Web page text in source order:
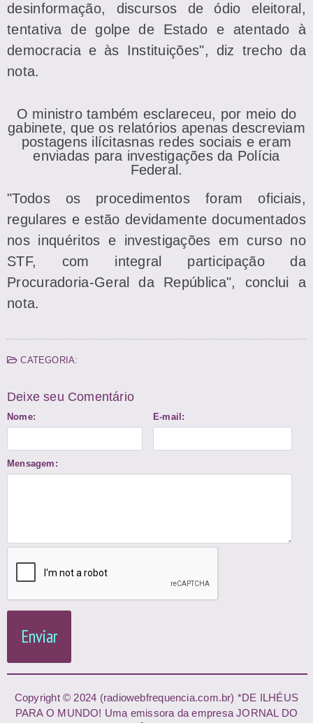
desinformação, discursos de ódio eleitoral,
tentativa de golpe de Estado e atentado à
democracia e às Instituições", diz trecho da
nota.
O ministro também esclareceu, por meio do
gabinete, que os relatórios apenas descreviam
postagens ilícitasnas redes sociais e eram
enviadas para investigações da Polícia
Federal.
"Todos os procedimentos foram oficiais,
regulares e estão devidamente documentados
nos inquéritos e investigações em curso no
STF, com integral participação da
Procuradoria-Geral da República", conclui a
nota.
CATEGORIA:
Deixe seu Comentário
Nome: E-mail:
Mensagem:
Enviar
Copyright © 2024 (radiowebfrequencia.com.br) *DE ILHÉUS
PARA O MUNDO! Uma emissora da empresa JORNAL DO